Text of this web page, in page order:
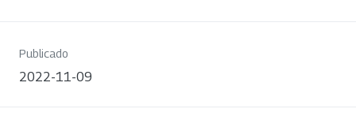
Publicado
2022-11-09